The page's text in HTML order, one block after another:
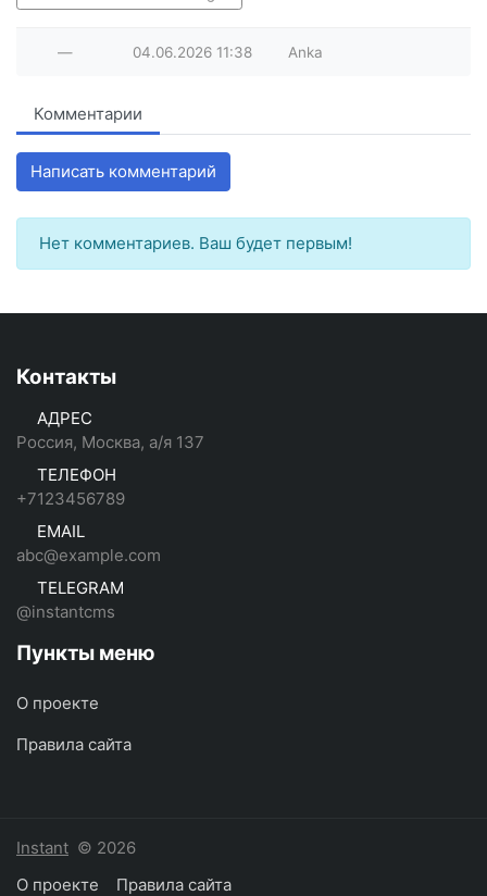
— 04.06.2026 11:38 Anka
Комментарии
Написать комментарий
Нет комментариев. Ваш будет первым!
Контакты
АДРЕС
Россия, Москва, а/я 137
ТЕЛЕФОН
+7123456789
EMAIL
abc@example.com
TELEGRAM
@instantcms
Пункты меню
О проекте
Правила сайта
Instant © 2026
О проекте
Правила сайта